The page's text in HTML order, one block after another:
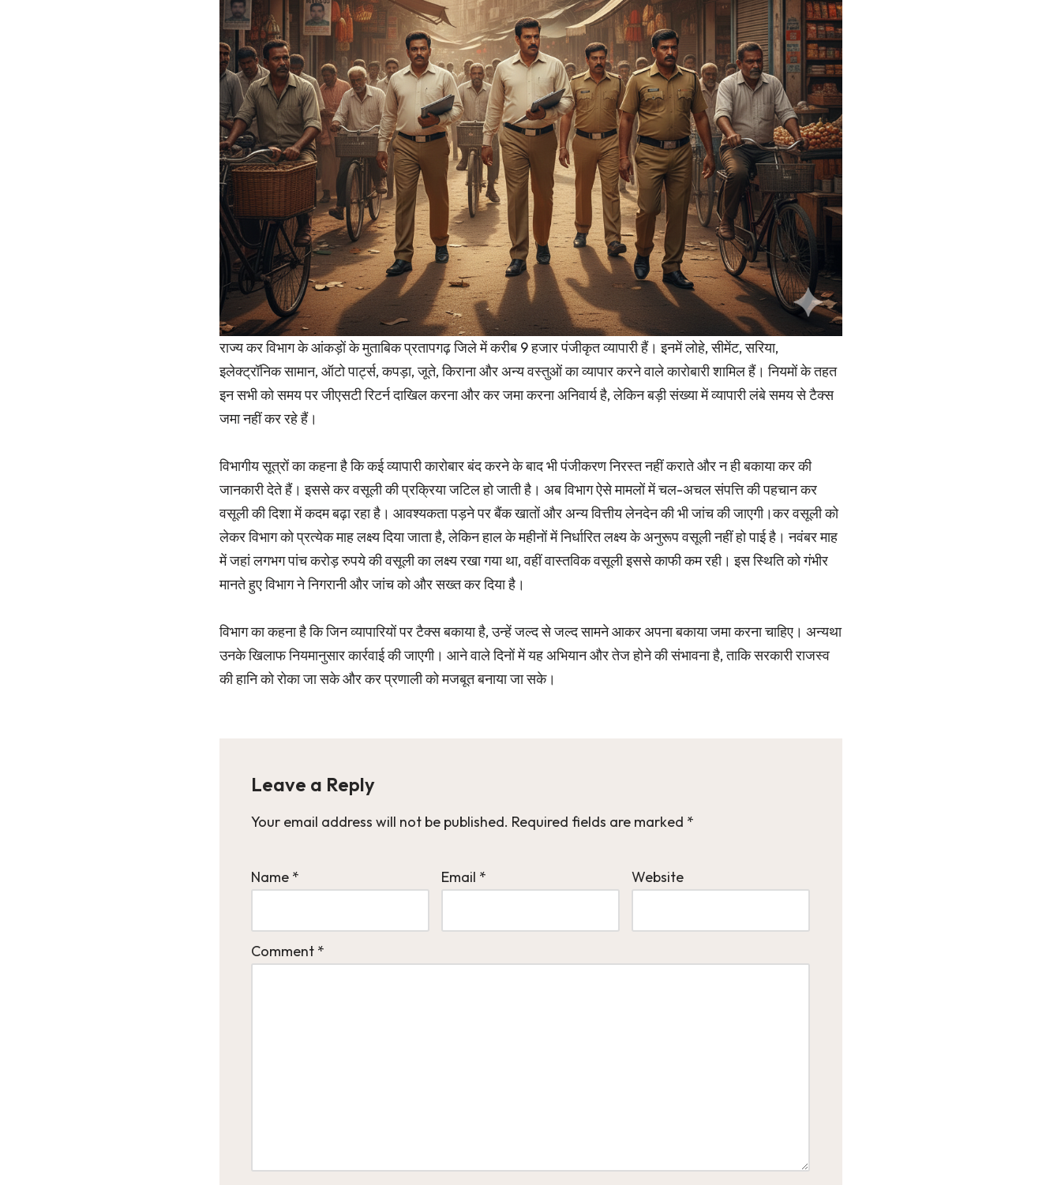
राज्य कर विभाग के आंकड़ों के मुताबिक प्रतापगढ़ जिले में करीब 9 हजार पंजीकृत व्यापारी हैं। इनमें लोहे, सीमेंट, सरिया,
इलेक्ट्रॉनिक सामान, ऑटो पार्ट्स, कपड़ा, जूते, किराना और अन्य वस्तुओं का व्यापार करने वाले कारोबारी शामिल हैं। नियमों के तहत
इन सभी को समय पर जीएसटी रिटर्न दाखिल करना और कर जमा करना अनिवार्य है, लेकिन बड़ी संख्या में व्यापारी लंबे समय से टैक्स
जमा नहीं कर रहे हैं।
विभागीय सूत्रों का कहना है कि कई व्यापारी कारोबार बंद करने के बाद भी पंजीकरण निरस्त नहीं कराते और न ही बकाया कर की
जानकारी देते हैं। इससे कर वसूली की प्रक्रिया जटिल हो जाती है। अब विभाग ऐसे मामलों में चल-अचल संपत्ति की पहचान कर
वसूली की दिशा में कदम बढ़ा रहा है। आवश्यकता पड़ने पर बैंक खातों और अन्य वित्तीय लेनदेन की भी जांच की जाएगी।कर वसूली को
लेकर विभाग को प्रत्येक माह लक्ष्य दिया जाता है, लेकिन हाल के महीनों में निर्धारित लक्ष्य के अनुरूप वसूली नहीं हो पाई है। नवंबर माह
में जहां लगभग पांच करोड़ रुपये की वसूली का लक्ष्य रखा गया था, वहीं वास्तविक वसूली इससे काफी कम रही। इस स्थिति को गंभीर
मानते हुए विभाग ने निगरानी और जांच को और सख्त कर दिया है।
विभाग का कहना है कि जिन व्यापारियों पर टैक्स बकाया है, उन्हें जल्द से जल्द सामने आकर अपना बकाया जमा करना चाहिए। अन्यथा
उनके खिलाफ नियमानुसार कार्रवाई की जाएगी। आने वाले दिनों में यह अभियान और तेज होने की संभावना है, ताकि सरकारी राजस्व
की हानि को रोका जा सके और कर प्रणाली को मजबूत बनाया जा सके।
Leave a Reply
Your email address will not be published. Required fields are marked *
Name * Email * Website
Comment *